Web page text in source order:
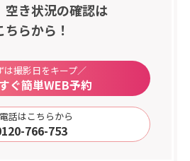
空き状況の確認は
ちらから！
は撮影日をキープ／
ぐ簡単WEB予約
話はこちらから
766-753